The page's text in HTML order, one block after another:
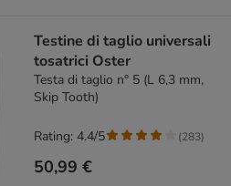
Testine di taglio universali
tosatrici Oster
Testa di taglio n° 5 (L 6,3 mm,
Skip Tooth)
50,99 €
Rating: 4.4/5 (283)